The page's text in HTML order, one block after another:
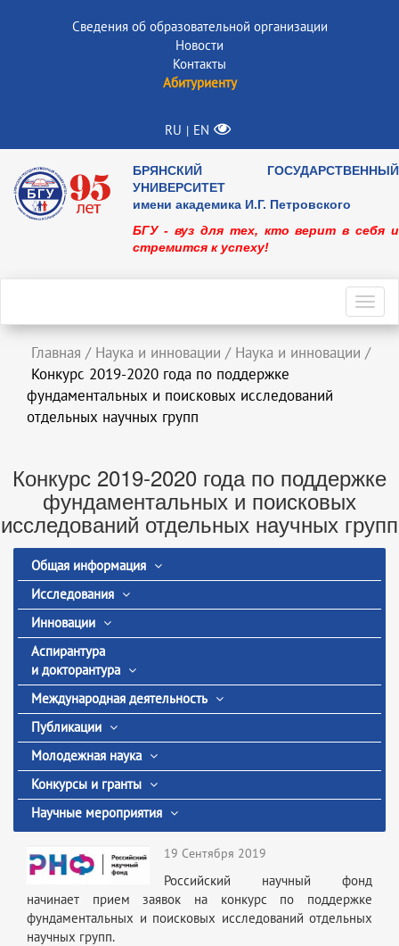
Сведения об образовательной организации
Новости
Контакты
Абитуриенту
RU | EN
БРЯНСКИЙ ГОСУДАРСТВЕННЫЙ
УНИВЕРСИТЕТ
имени академика И.Г. Петровского
БГУ - вуз для тех, кто верит в себя и
стремится к успеху!
Главная / Наука и инновации / Наука и инновации /
Конкурс 2019-2020 года по поддержке
фундаментальных и поисковых исследований
отдельных научных групп
Конкурс 2019-2020 года по поддержке
фундаментальных и поисковых
исследований отдельных научных групп
Общая информация
Исследования
Инновации
Аспирантура
и докторантура
Международная деятельность
Публикации
Молодежная наука
Конкурсы и гранты
Научные мероприятия
19 Сентября 2019
Российский научный фонд
начинает прием заявок на конкурс по поддержке
фундаментальных и поисковых исследований отдельных
научных групп.